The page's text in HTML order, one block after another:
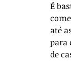
Pré-
É
até
para
de